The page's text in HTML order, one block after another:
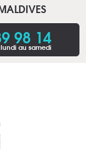
98 14
au samedi